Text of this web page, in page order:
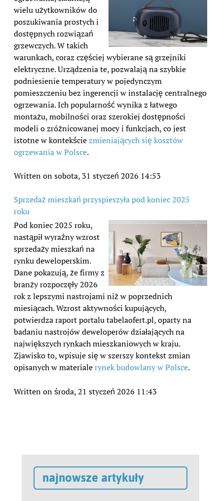
wielu użytkowników do
poszukiwania prostych i
dostępnych rozwiązań
grzewczych. W takich
warunkach, coraz częściej wybierane są grzejniki
elektryczne. Urządzenia te, pozwalają na szybkie
podniesienie temperatury w pojedynczym
pomieszczeniu bez ingerencji w instalację centralnego
ogrzewania. Ich popularność wynika z łatwego
montażu, mobilności oraz szerokiej dostępności
modeli o zróżnicowanej mocy i funkcjach, co jest
istotne w kontekściezmieniających się kosztów
ogrzewania w Polsce.
Written on sobota, 31 styczeń 2026 14:53
Sprzedaż mieszkań przyspieszyła pod koniec 2025
roku
Pod koniec 2025 roku,
nastąpił wyraźny wzrost
sprzedaży mieszkań na
rynku deweloperskim.
Dane pokazują, że firmy z
branży rozpoczęły 2026
rok z lepszymi nastrojami niż w poprzednich
miesiącach. Wzrost aktywności kupujących,
potwierdza raport portalu tabelaofert.pl, oparty na
badaniu nastrojów deweloperów działających na
największych rynkach mieszkaniowych w kraju.
Zjawisko to, wpisuje się w szerszy kontekst zmian
opisanych w materialerynek budowlany w Polsce.
Written on środa, 21 styczeń 2026 11:43
najnowsze artykuły